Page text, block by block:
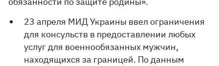
23 апреля МИД Украины ввел ограничения
для консульств в предоставлении любых
услуг для военнообязанных мужчин,
находящихся за границей. По данным